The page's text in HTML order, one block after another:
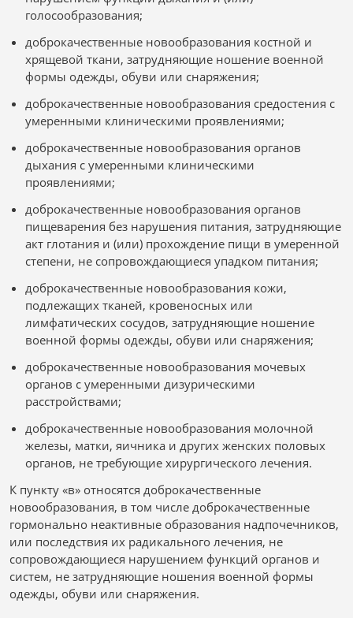
голосообразования;
доброкачественные новообразования костной и
хрящевой ткани, затрудняющие ношение военной
формы одежды, обуви или снаряжения;
доброкачественные новообразования средостения с
умеренными клиническими проявлениями;
доброкачественные новообразования органов
дыхания с умеренными клиническими
проявлениями;
доброкачественные новообразования органов
пищеварения без нарушения питания, затрудняющие
акт глотания и (или) прохождение пищи в умеренной
степени, не сопровождающиеся упадком питания;
доброкачественные новообразования кожи,
подлежащих тканей, кровеносных или
лимфатических сосудов, затрудняющие ношение
военной формы одежды, обуви или снаряжения;
доброкачественные новообразования мочевых
органов с умеренными дизурическими
расстройствами;
доброкачественные новообразования молочной
железы, матки, яичника и других женских половых
органов, не требующие хирургического лечения.
К пункту «в» относятся доброкачественные
новообразования, в том числе доброкачественные
гормонально неактивные образования надпочечников,
или последствия их радикального лечения, не
сопровождающиеся нарушением функций органов и
систем, не затрудняющие ношения военной формы
одежды, обуви или снаряжения.